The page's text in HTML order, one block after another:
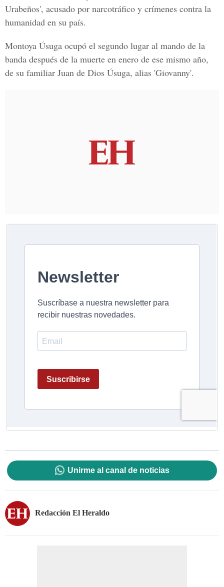
Urabeños', acusado por narcotráfico y crímenes contra la
humanidad en su país.
Montoya Úsuga ocupó el segundo lugar al mando de la
banda después de la muerte en enero de ese mismo año,
de su familiar Juan de Dios Úsuga, alias 'Giovanny'.
Unirme al canal de noticias
Redacción El Heraldo